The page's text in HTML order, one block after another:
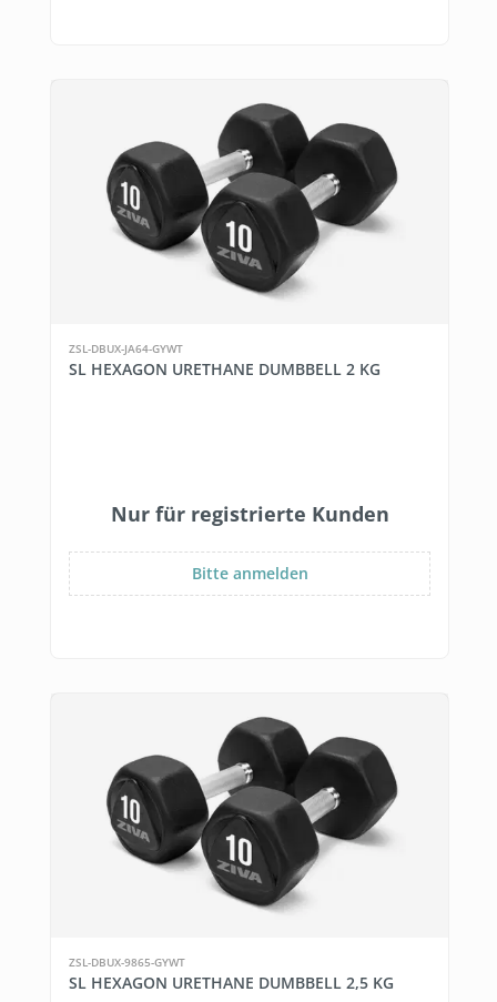
ZSL-DBUX-JA64-GYWT
SL HEXAGON URETHANE DUMBBELL 2 KG
Nur für registrierte Kunden
Bitte anmelden
ZSL-DBUX-9865-GYWT
SL HEXAGON URETHANE DUMBBELL 2,5 KG